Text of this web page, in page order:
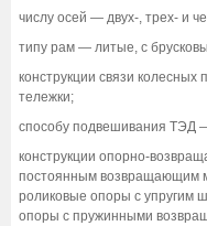
числу осей — двух-, трех- и
типу рам — литые, с
конструкции связи
тележки;
способу подвешивания ТЭД
конструкции опорно-
постоянным возвращающим
роликовые опоры с упругим
опоры с пружинными